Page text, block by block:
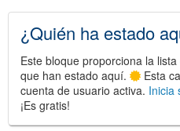
©Institut
Catalunya
¿Quién ha estado
Este bloque proporciona la
que han estado aquí.
Esta
cuenta de usuario activa. Inicia
¡Es gratis!